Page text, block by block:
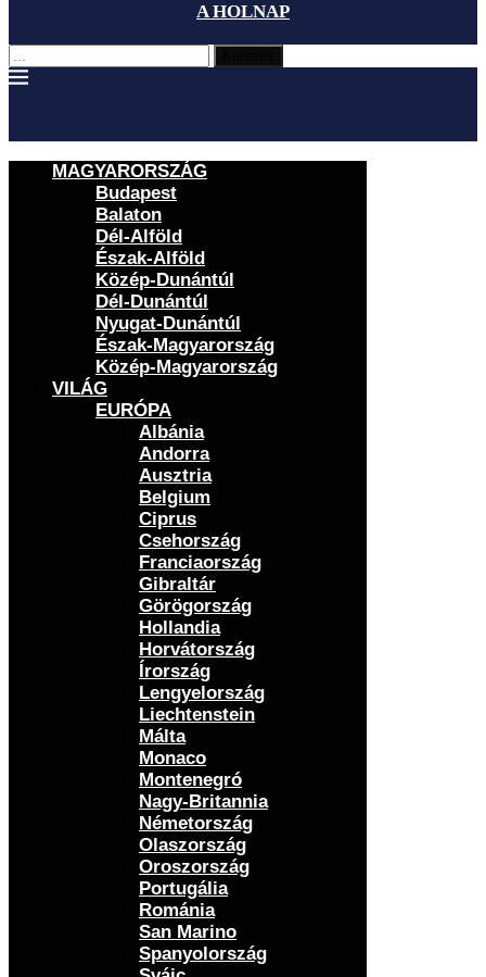
A HOLNAP
MAGYARORSZÁG
Budapest
Balaton
Dél-Alföld
Észak-Alföld
Közép-Dunántúl
Dél-Dunántúl
Nyugat-Dunántúl
Észak-Magyarország
Közép-Magyarország
VILÁG
EURÓPA
Albánia
Andorra
Ausztria
Belgium
Ciprus
Csehország
Franciaország
Gibraltár
Görögország
Hollandia
Horvátország
Írország
Lengyelország
Liechtenstein
Málta
Monaco
Montenegró
Nagy-Britannia
Németország
Olaszország
Oroszország
Portugália
Románia
San Marino
Spanyolország